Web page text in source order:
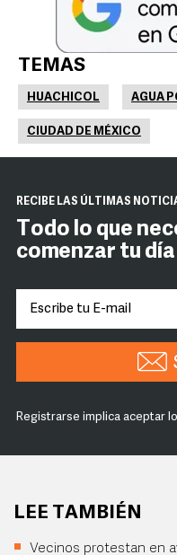
TEMAS
HUACHICOL AGUA
CIUDAD DE MÉXICO
RECIBE LAS ÚLTIMAS
Todo lo que
comenzar tu día
Registrarse implica aceptar
LEE TAMBIÉN
Vecinos protestan en